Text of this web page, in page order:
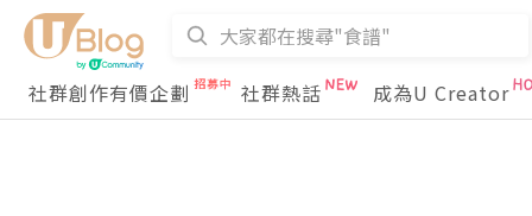
社群創作有價企劃 社群熱話 成為U Creator